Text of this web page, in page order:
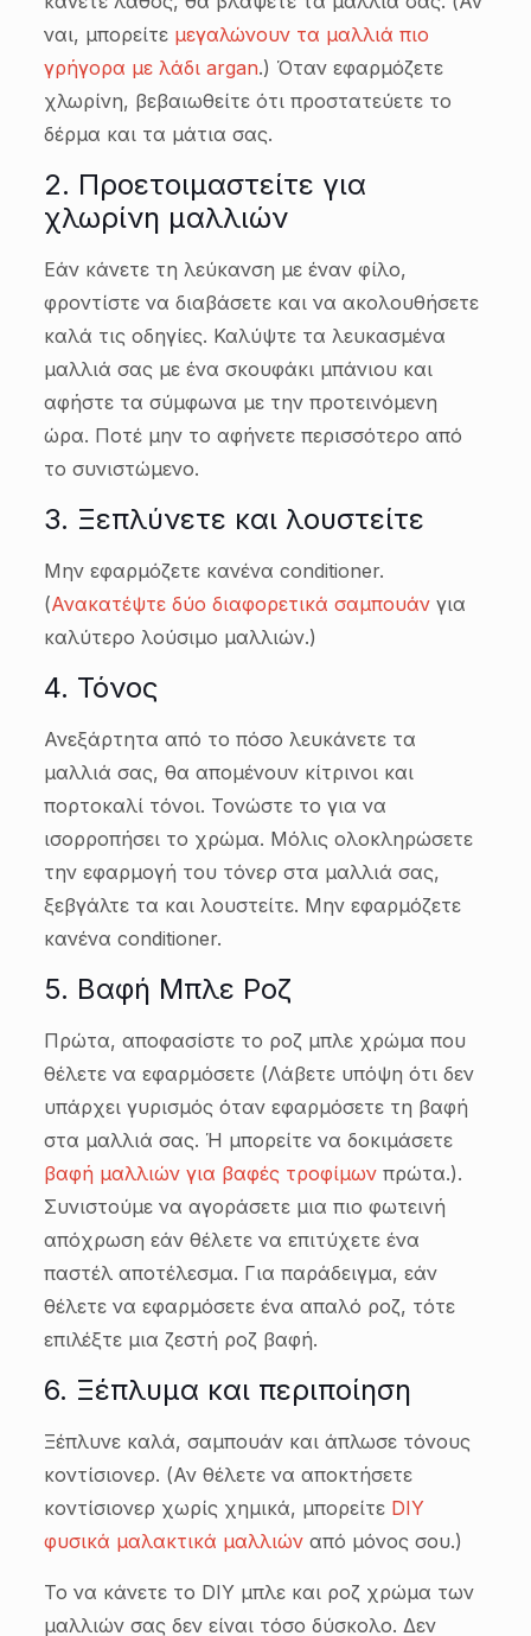
ναι, μπορείτε μεγαλώνουν τα μαλλιά πιο
γρήγορα με λάδι argan.) Όταν εφαρμόζετε
χλωρίνη, βεβαιωθείτε ότι προστατεύετε το
δέρμα και τα μάτια σας.
2. Προετοιμαστείτε για
χλωρίνη μαλλιών
Εάν κάνετε τη λεύκανση με έναν φίλο,
φροντίστε να διαβάσετε και να ακολουθήσετε
καλά τις οδηγίες. Καλύψτε τα λευκασμένα
μαλλιά σας με ένα σκουφάκι μπάνιου και
αφήστε τα σύμφωνα με την προτεινόμενη
ώρα. Ποτέ μην το αφήνετε περισσότερο από
το συνιστώμενο.
3. Ξεπλύνετε και λουστείτε
Μην εφαρμόζετε κανένα conditioner.
(Ανακατέψτε δύο διαφορετικά σαμπουάνγια
καλύτερο λούσιμο μαλλιών.)
4. Τόνος
Ανεξάρτητα από το πόσο λευκάνετε τα
μαλλιά σας, θα απομένουν κίτρινοι και
πορτοκαλί τόνοι. Τονώστε το για να
ισορροπήσει το χρώμα. Μόλις ολοκληρώσετε
την εφαρμογή του τόνερ στα μαλλιά σας,
ξεβγάλτε τα και λουστείτε. Μην εφαρμόζετε
κανένα conditioner.
5. Βαφή Μπλε Ροζ
Πρώτα, αποφασίστε το ροζ μπλε χρώμα που
θέλετε να εφαρμόσετε (Λάβετε υπόψη ότι δεν
υπάρχει γυρισμός όταν εφαρμόσετε τη βαφή
στα μαλλιά σας. Ή μπορείτε να δοκιμάσετε
βαφή μαλλιών για βαφές τροφίμωνπρώτα.).
Συνιστούμε να αγοράσετε μια πιο φωτεινή
απόχρωση εάν θέλετε να επιτύχετε ένα
παστέλ αποτέλεσμα. Για παράδειγμα, εάν
θέλετε να εφαρμόσετε ένα απαλό ροζ, τότε
επιλέξτε μια ζεστή ροζ βαφή.
6. Ξέπλυμα και περιποίηση
Ξέπλυνε καλά, σαμπουάν και άπλωσε τόνους
κοντίσιονερ. (Αν θέλετε να αποκτήσετε
κοντίσιονερ χωρίς χημικά, μπορείτε DIY
φυσικά μαλακτικά μαλλιών από μόνος σου.)
Το να κάνετε το DIY μπλε και ροζ χρώμα των
μαλλιών σας δεν είναι τόσο δύσκολο. Δεν